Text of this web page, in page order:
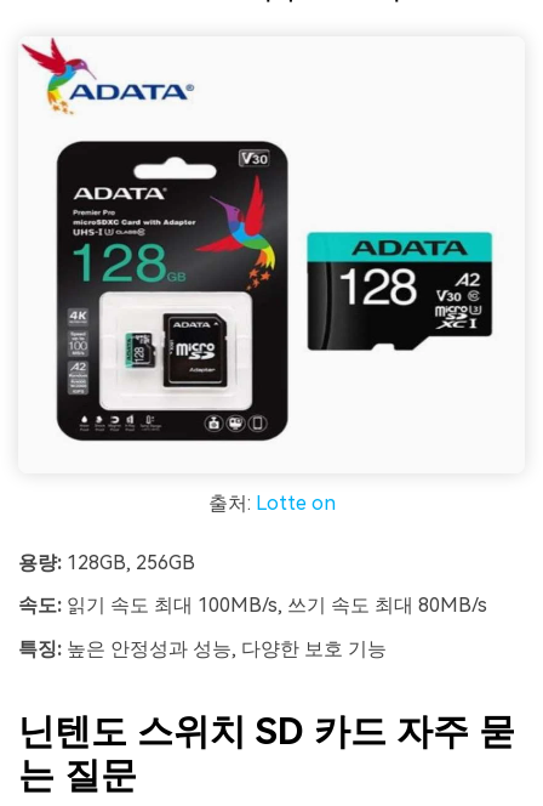
출처: Lotte on
용량: 128GB, 256GB
속도: 읽기 속도 최대 100MB/s, 쓰기 속도 최대 80MB/s
특징: 높은 안정성과 성능, 다양한 보호 기능
닌텐도 스위치 SD 카드 자주 묻
는 질문